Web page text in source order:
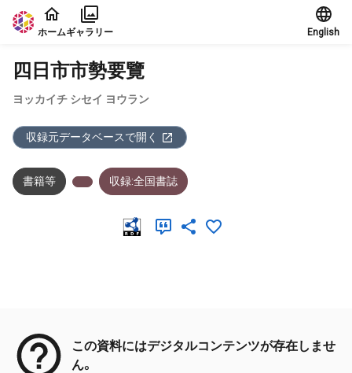
本文に飛ぶ
ホームギャラリー English
四日市市勢要覽
ヨッカイチ シセイ ヨウラン
収録元データベースで開く
書籍等 収録:全国書誌
この資料にはデジタルコンテンツが存在しませ
ん。